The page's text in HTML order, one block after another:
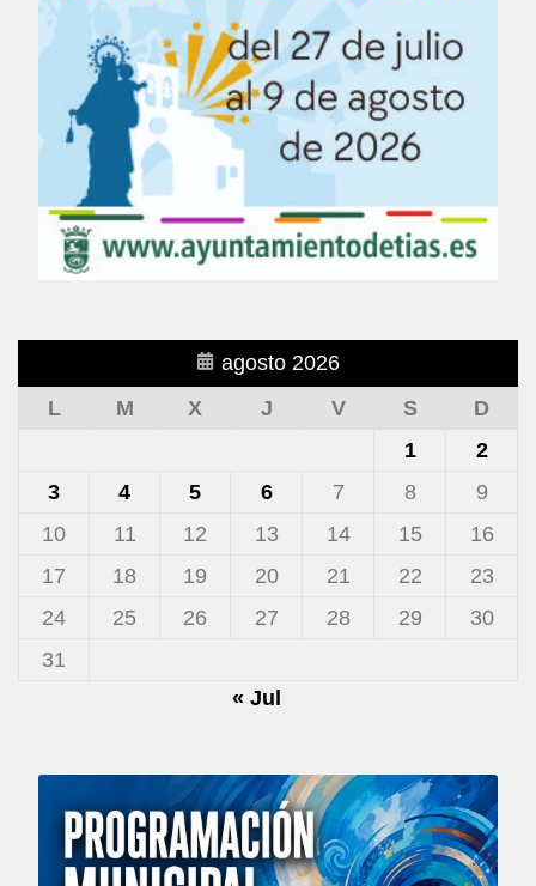
agosto 2026
L
M X J V S
D
1
2
3
4 5 6 7 8
9
10
11 12 13 14 15
16
17
18 19 20 21 22
23
24
25 26 27 28 29
30
31
« Jul